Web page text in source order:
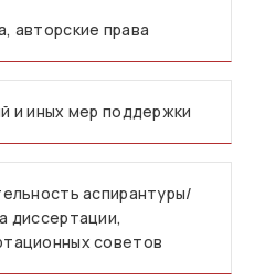
авторские права
и иных мер поддержки
аспирантуры/
диссертации,
советов